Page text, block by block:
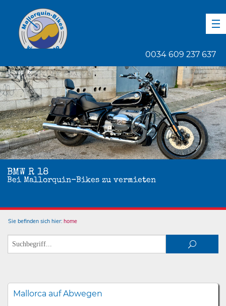
0034 609 237 637
BMW R 18
Bei Mallorquin-Bikes zu vermieten
1 von 6
Sie befinden sich hier: home
Mallorca auf Abwegen